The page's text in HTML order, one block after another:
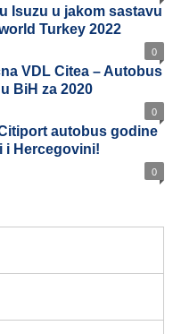
Isuzu u jakom sastavu
Turkey 2022
0
VDL Citea – Autobus
BiH za 2020
0
autobus godine
i Hercegovini!
0